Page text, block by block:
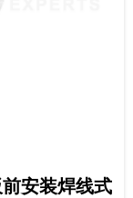
安装焊线式